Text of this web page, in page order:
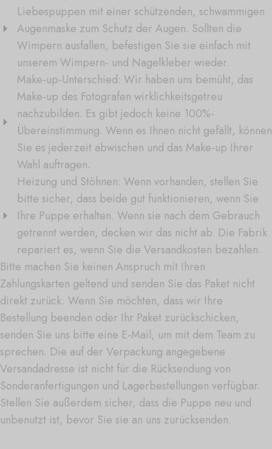
Liebespuppen mit einer schützenden, schwammigen
Augenmaske zum Schutz der Augen. Sollten die
Wimpern ausfallen, befestigen Sie sie einfach mit
unserem Wimpern- und Nagelkleber wieder.
Make-up-Unterschied: Wir haben uns bemüht, das
Make-up des Fotografen wirklichkeitsgetreu
nachzubilden. Es gibt jedoch keine 100%-
Übereinstimmung. Wenn es Ihnen nicht gefällt, können
Sie es jederzeit abwischen und das Make-up Ihrer
Wahl auftragen.
Heizung und Stöhnen: Wenn vorhanden, stellen Sie
bitte sicher, dass beide gut funktionieren, wenn Sie
Ihre Puppe erhalten. Wenn sie nach dem Gebrauch
getrennt werden, decken wir das nicht ab. Die Fabrik
repariert es, wenn Sie die Versandkosten bezahlen.
Bitte machen Sie keinen Anspruch mit Ihren
Zahlungskarten geltend und senden Sie das Paket nicht
direkt zurück. Wenn Sie möchten, dass wir Ihre
Bestellung beenden oder Ihr Paket zurückschicken,
senden Sie uns bitte eine E-Mail, um mit dem Team zu
sprechen. Die auf der Verpackung angegebene
Versandadresse ist nicht für die Rücksendung von
Sonderanfertigungen und Lagerbestellungen verfügbar.
Stellen Sie außerdem sicher, dass die Puppe neu und
unbenutzt ist, bevor Sie sie an uns zurücksenden.